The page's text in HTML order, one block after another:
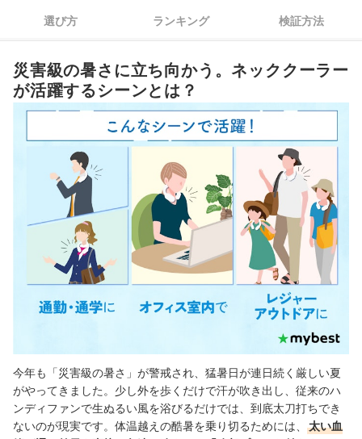
下のファンを組み合わせ、首元をひんやり冷やせる首かけタ
マイナスイオン機能やType…
ソニー｜REON POCKET｜6｜RNPK-6
連続使用時間は4時間40分。125gと軽く首元をひんやり冷や
せる｜ソニー「REON POCKET 6 RNPK-6」は、首元から背
中の冷却プレートで体表面をひんやり冷やすウェアラブルデ
バイスです。2026年に発売され、従来モデルより小型化され
たと発表されています。本体は約125gと軽く、ストラップホ
ールやカラビナ…
3 首や肩への負担を減らしたいなら重さもチェック
こう
冷却プレート付きネッククーラー全21商品おすすめ人気ランキング
売れ筋の人気冷却プレート付きネッククーラー全21商品を徹底比較！
ネッククーラーとネックファンのどちらがよい？
ネッククーラーの冷却プレートは冷却効果がある？
ネッククーラーは何時間もつ？
他の暑さ対策グッズはこちらをチェック！
冷却プレート付きネッククーラーの売れ筋ランキングもチェック！
選び方 ランキング 検証方法
災害級の暑さに立ち向かう。ネッククーラー
が活躍するシーンとは？
今年も「災害級の暑さ」が警戒され、猛暑日が連日続く厳しい夏
がやってきました。少し外を歩くだけで汗が吹き出し、従来のハ
ンディファンで生ぬるい風を浴びるだけでは、到底太刀打ちでき
ないのが現実です。体温越えの酷暑を乗り切るためには、
太い血